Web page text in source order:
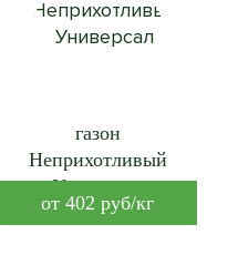
газон
Неприхотливый
Универсал
от 402 руб/кг